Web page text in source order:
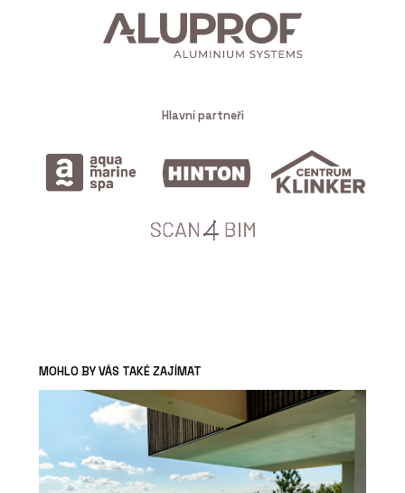
Hlavní partneři
MOHLO BY VÁS TAKÉ ZAJÍMAT